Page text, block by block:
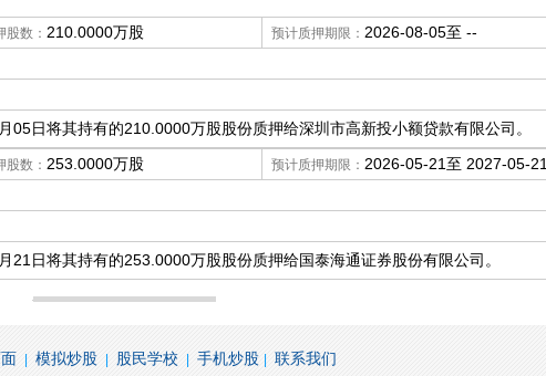
股数： 210.0000万股 预计质押期限： 2026-08-05至 --
05日将其持有的210.0000万股股份质押给深圳市高新投小额贷款有限公司。
股数： 253.0000万股 预计质押期限： 2026-05-21至 2027-05-21
21日将其持有的253.0000万股股份质押给国泰海通证券股份有限公司。
模拟炒股 股民学校 手机炒股 联系我们